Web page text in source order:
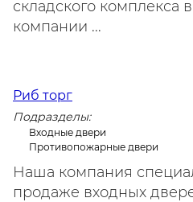
складского комплекса
компании ...
Риб торг
Подразделы:
Входные двери
Противопожарные двери
Наша компания
продаже входных